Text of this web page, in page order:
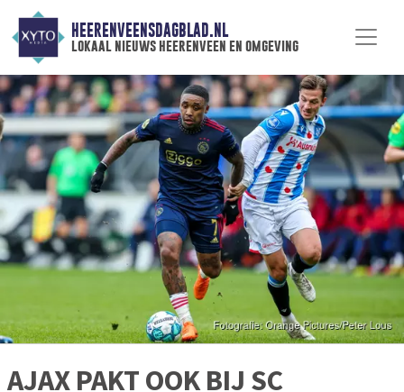
HEERENVEENSDAGBLAD.NL
lokaal nieuws heerenveen en omgeving
AJAX PAKT OOK BIJ SC